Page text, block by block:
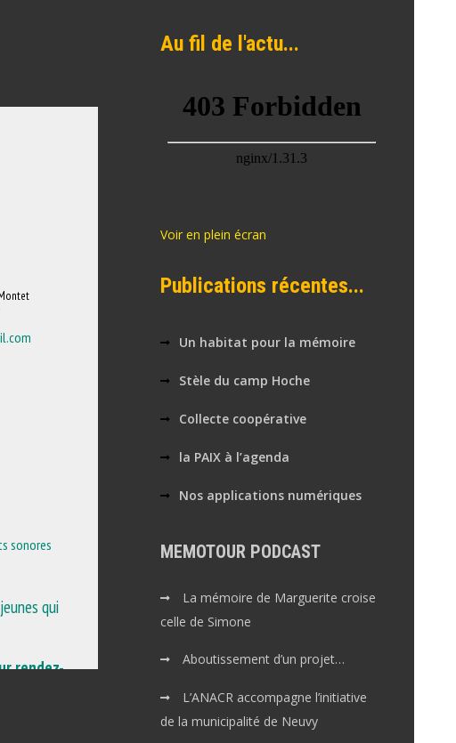
Au fil de l'actu...
Voir en plein écran
Publications récentes...
Un habitat pour la mémoire
Stèle du camp Hoche
Collecte coopérative
la PAIX à l’agenda
Nos applications numériques
MEMOTOUR PODCAST
La mémoire de Marguerite croise
celle de Simone
Aboutissement d’un projet…
L’ANACR accompagne l’initiative
de la municipalité de Neuvy